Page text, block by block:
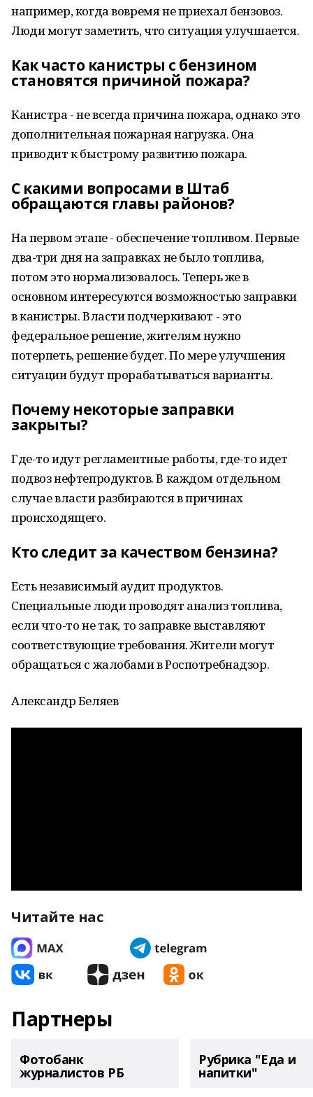
например, когда вовремя не приехал бензовоз.
Люди могут заметить, что ситуация улучшается.
Как часто канистры с бензином
становятся причиной пожара?
Канистра - не всегда причина пожара, однако это
дополнительная пожарная нагрузка. Она
приводит к быстрому развитию пожара.
С какими вопросами в Штаб
обращаются главы районов?
На первом этапе - обеспечение топливом. Первые
два-три дня на заправках не было топлива,
потом это нормализовалось. Теперь же в
основном интересуются возможностью заправки
в канистры. Власти подчеркивают - это
федеральное решение, жителям нужно
потерпеть, решение будет. По мере улучшения
ситуации будут прорабатываться варианты.
Почему некоторые заправки
закрыты?
Где-то идут регламентные работы, где-то идет
подвоз нефтепродуктов. В каждом отдельном
случае власти разбираются в причинах
происходящего.
Кто следит за качеством бензина?
Есть независимый аудит продуктов.
Специальные люди проводят анализ топлива,
если что-то не так, то заправке выставляют
соответствующие требования. Жители могут
обращаться с жалобами в Роспотребнадзор.
Александр Беляев
Читайте нас
Партнеры
Фотобанк
журналистов РБ
Рубрика "Еда и
напитки"